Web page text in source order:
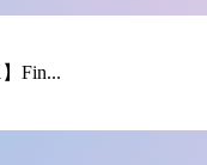
Fin...